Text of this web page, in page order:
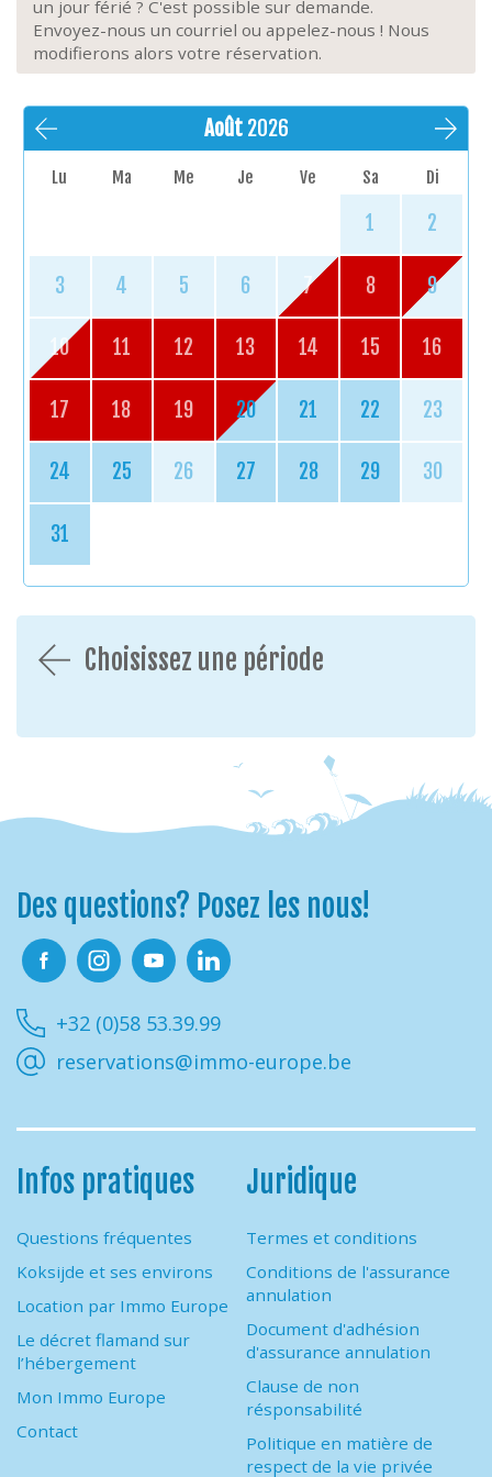
un jour férié ? C'est possible sur demande.
Envoyez-nous un courriel ou appelez-nous ! Nous
modifierons alors votre réservation.
Août 2026
Lu Ma Me Je Ve Sa Di
1 2
3 4 5 6 7 8 9
10 11 12 13 14 15 16
17 18 19 20 21 22 23
24 25 26 27 28 29 30
31
Choisissez une période
Des questions? Posez les nous!
+32 (0)58 53.39.99
reservations@immo-europe.be
Infos pratiques
Questions fréquentes
Koksijde et ses environs
Location par Immo Europe
Le décret flamand sur
l’hébergement
Mon Immo Europe
Contact
Juridique
Termes et conditions
Conditions de l'assurance
annulation
Document d'adhésion
d'assurance annulation
Clause de non
résponsabilité
Politique en matière de
respect de la vie privée